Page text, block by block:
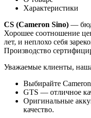
Характеристики
CS (Cameron Sino) —
Хорошее соотношение
лет, и неплохо себя
Производство
Уважаемые клиенты,
Выбирайте
GTS — отличное
Оригинальные
качество.